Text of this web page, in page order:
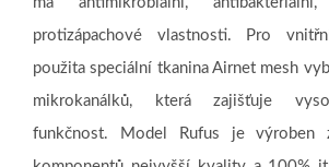
protizápachové vlastnosti. Pro
použita speciální tkanina Airnet mesh
mikrokanálků, která zajišťuje
funkčnost. Model Rufus je výroben